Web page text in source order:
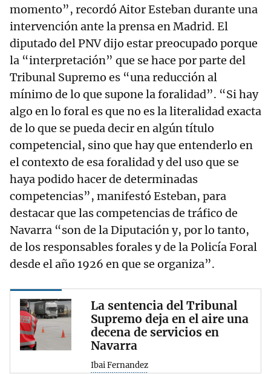
momento”, recordó Aitor Esteban durante una
intervención ante la prensa en Madrid. El
diputado del PNV dijo estar preocupado porque
la “interpretación” que se hace por parte del
Tribunal Supremo es “una reducción al
mínimo de lo que supone la foralidad”. “Si hay
algo en lo foral es que no es la literalidad exacta
de lo que se pueda decir en algún título
competencial, sino que hay que entenderlo en
el contexto de esa foralidad y del uso que se
haya podido hacer de determinadas
competencias”, manifestó Esteban, para
destacar que las competencias de tráfico de
Navarra “son de la Diputación y, por lo tanto,
de los responsables forales y de la Policía Foral
desde el año 1926 en que se organiza”.
La sentencia del Tribunal
Supremo deja en el aire una
decena de servicios en
Navarra
Ibai Fernandez